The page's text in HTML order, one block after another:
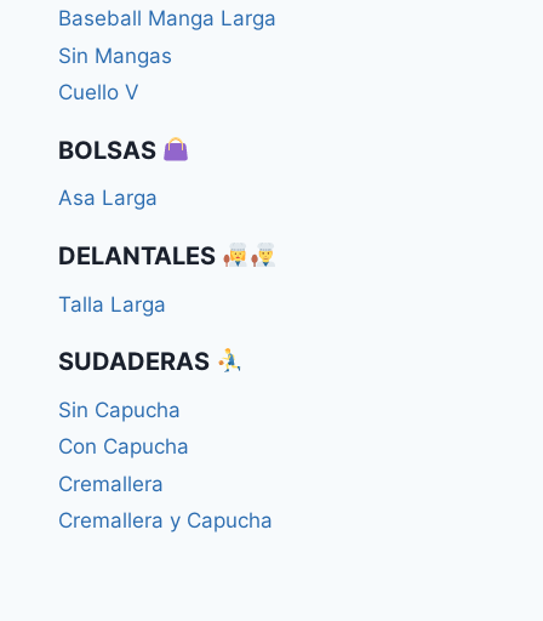
Baseball Manga Larga
Sin Mangas
Cuello V
BOLSAS
Asa Larga
DELANTALES
Talla Larga
SUDADERAS
Sin Capucha
Con Capucha
Cremallera
Cremallera y Capucha